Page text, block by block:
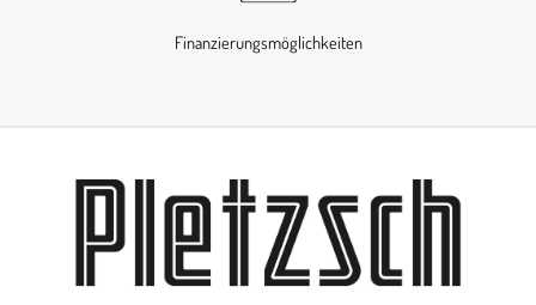
Finanzierungsmöglichkeiten